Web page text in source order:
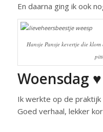
En daarna ging ik ook
Hansje Pansje kevertje die
Woensdag
Ik werkte op de praktijk
Goed verhaal, lekker